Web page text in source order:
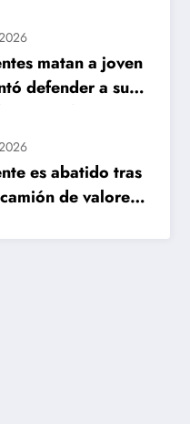
matan a joven
defender a su
robo en
es abatido tras
de valores